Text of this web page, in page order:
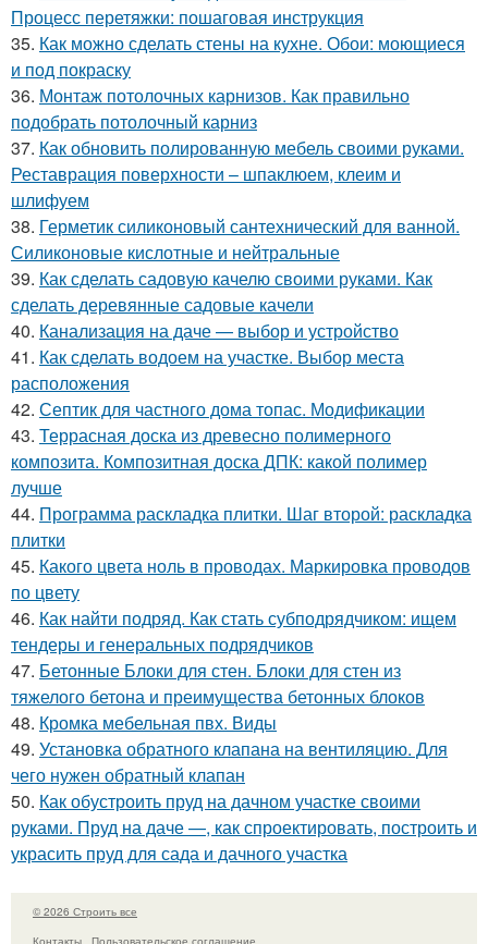
Процесс перетяжки: пошаговая инструкция
35. Как можно сделать стены на кухне. Обои: моющиеся
и под покраску
36. Монтаж потолочных карнизов. Как правильно
подобрать потолочный карниз
37. Как обновить полированную мебель своими руками.
Реставрация поверхности – шпаклюем, клеим и
шлифуем
38. Герметик силиконовый сантехнический для ванной.
Силиконовые кислотные и нейтральные
39. Как сделать садовую качелю своими руками. Как
сделать деревянные садовые качели
40. Канализация на даче — выбор и устройство
41. Как сделать водоем на участке. Выбор места
расположения
42. Септик для частного дома топас. Модификации
43. Террасная доска из древесно полимерного
композита. Композитная доска ДПК: какой полимер
лучше
44. Программа раскладка плитки. Шаг второй: раскладка
плитки
45. Какого цвета ноль в проводах. Маркировка проводов
по цвету
46. Как найти подряд. Как стать субподрядчиком: ищем
тендеры и генеральных подрядчиков
47. Бетонные Блоки для стен. Блоки для стен из
тяжелого бетона и преимущества бетонных блоков
48. Кромка мебельная пвх. Виды
49. Установка обратного клапана на вентиляцию. Для
чего нужен обратный клапан
50. Как обустроить пруд на дачном участке своими
руками. Пруд на даче —, как спроектировать, построить и
украсить пруд для сада и дачного участка
© 2026 Строить все
Контакты
Пользовательское соглашение